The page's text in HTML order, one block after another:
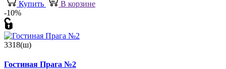
Купить
В корзине
-10%
3318(ш)
Гостиная Прага №2